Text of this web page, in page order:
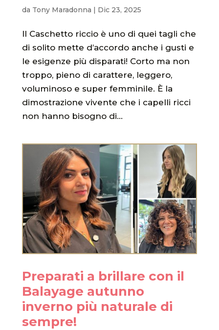
da Tony Maradonna Dic 23, 2025
Il Caschetto riccio è uno di quei tagli che
di solito mette d’accordo anche i gusti e
le esigenze più disparati! Corto ma non
troppo, pieno di carattere, leggero,
voluminoso e super femminile. È la
dimostrazione vivente che i capelli ricci
non hanno bisogno di...
Preparati a brillare con il
Balayage autunno
inverno più naturale di
sempre!